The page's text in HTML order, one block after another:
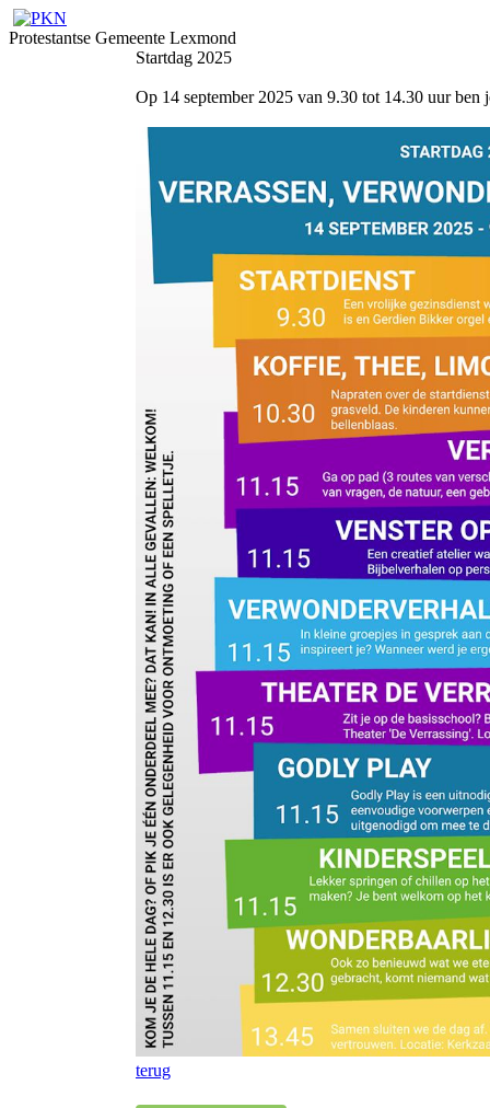
Protestantse Gemeente Lexmond
Startdag 2025
Op 14 september 2025 van 9.30 tot 14.30 uur
terug